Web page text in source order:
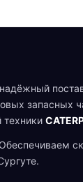
запасных
техники